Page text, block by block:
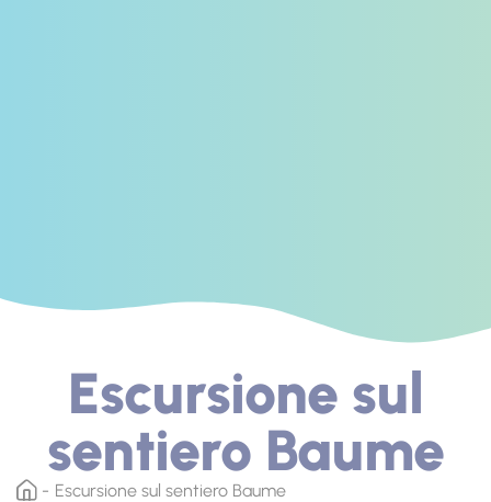
Escursione sul
sentiero Baume
Escursione sul sentiero Baume